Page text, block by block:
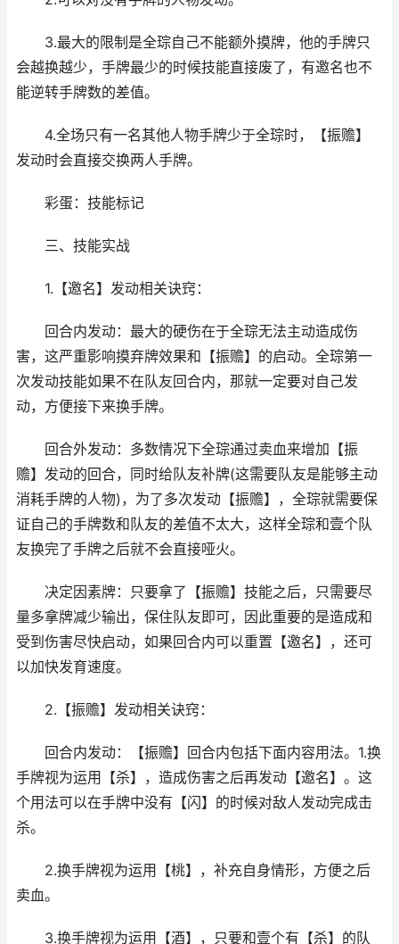
3.最大的限制是全琮自己不能额外摸牌，他的手牌只
会越换越少，手牌最少的时候技能直接废了，有邀名也不
能逆转手牌数的差值。
4.全场只有一名其他人物手牌少于全琮时，【振赡】
发动时会直接交换两人手牌。
彩蛋：技能标记
三、技能实战
1.【邀名】发动相关诀窍：
回合内发动：最大的硬伤在于全琮无法主动造成伤
害，这严重影响摸弃牌效果和【振赡】的启动。全琮第一
次发动技能如果不在队友回合内，那就一定要对自己发
动，方便接下来换手牌。
回合外发动：多数情况下全琮通过卖血来增加【振
赡】发动的回合，同时给队友补牌(这需要队友是能够主动
消耗手牌的人物)，为了多次发动【振赡】，全琮就需要保
证自己的手牌数和队友的差值不太大，这样全琮和壹个队
友换完了手牌之后就不会直接哑火。
决定因素牌：只要拿了【振赡】技能之后，只需要尽
量多拿牌减少输出，保住队友即可，因此重要的是造成和
受到伤害尽快启动，如果回合内可以重置【邀名】，还可
以加快发育速度。
2.【振赡】发动相关诀窍：
回合内发动：【振赡】回合内包括下面内容用法。1.换
手牌视为运用【杀】，造成伤害之后再发动【邀名】。这
个用法可以在手牌中没有【闪】的时候对敌人发动完成击
杀。
2.换手牌视为运用【桃】，补充自身情形，方便之后
卖血。
3.换手牌视为运用【酒】，只要和壹个有【杀】的队